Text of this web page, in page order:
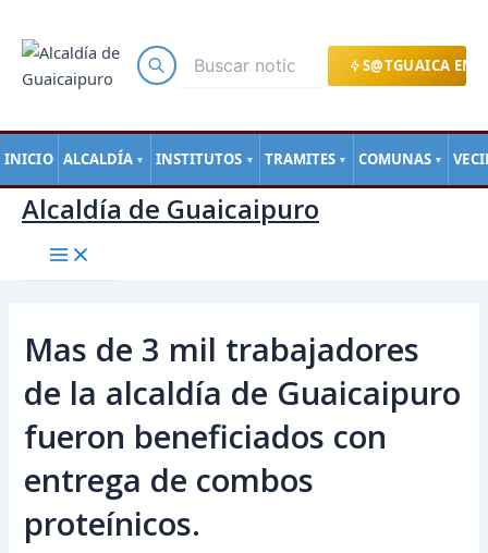
S@TGUAICA EN
INICIO ALCALDÍA ▼ INSTITUTOS ▼ TRAMITES ▼ COMUNAS ▼
contenido
Alcaldía de Guaicaipuro
Mas de 3 mil trabajadores
de la alcaldía de Guaicaipuro
fueron beneficiados con
entrega de combos
proteínicos.
de
entradas